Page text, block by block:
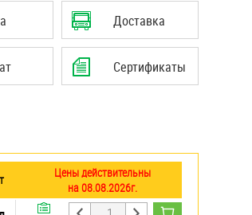
Доставка
Сертификаты
Цены действительны
на 08.08.2026г.